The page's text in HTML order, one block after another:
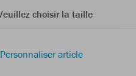
choisir la taille
Personnaliser article